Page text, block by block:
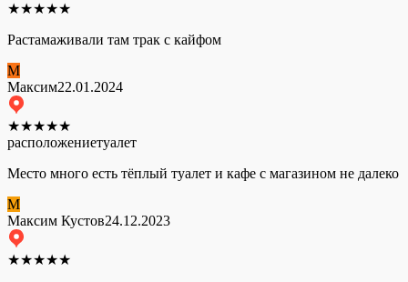
★★★★★
Растамаживали там трак с кайфом
М
Максим22.01.2024
★★★★★
расположениетуалет
Место много есть тёплый туалет и кафе с магазином не далеко
М
Максим Кустов24.12.2023
★★★★★